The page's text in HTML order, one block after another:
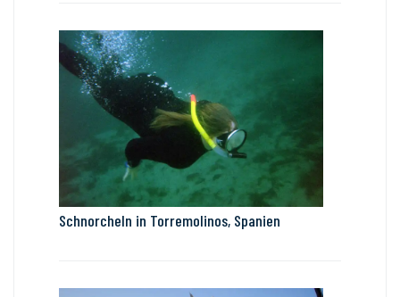
Schnorcheln in Torremolinos, Spanien